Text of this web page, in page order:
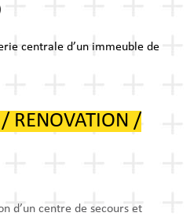
centrale d’un immeuble de
RENOVATION /
d’un centre de secours et